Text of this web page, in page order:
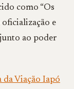
como “Os
oficialização e
ao poder
Viação Iapó